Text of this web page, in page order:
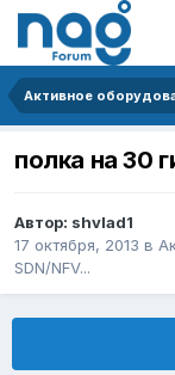
полка на 30
Автор: shvlad1
17 октября, 2013 в
SDN/NFV...